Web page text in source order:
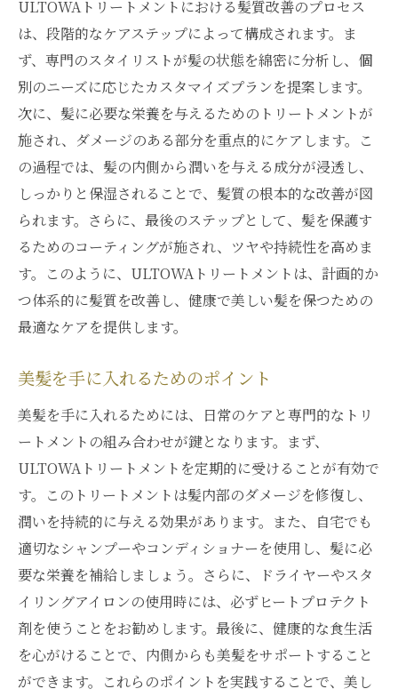
ULTOWAトリートメントにおける髪質改善のプロセス
は、段階的なケアステップによって構成されます。ま
ず、専門のスタイリストが髪の状態を綿密に分析し、個
別のニーズに応じたカスタマイズプランを提案します。
次に、髪に必要な栄養を与えるためのトリートメントが
施され、ダメージのある部分を重点的にケアします。こ
の過程では、髪の内側から潤いを与える成分が浸透し、
しっかりと保湿されることで、髪質の根本的な改善が図
られます。さらに、最後のステップとして、髪を保護す
るためのコーティングが施され、ツヤや持続性を高めま
す。このように、ULTOWAトリートメントは、計画的か
つ体系的に髪質を改善し、健康で美しい髪を保つための
最適なケアを提供します。
美髪を手に入れるためのポイント
美髪を手に入れるためには、日常のケアと専門的なトリ
ートメントの組み合わせが鍵となります。まず、
ULTOWAトリートメントを定期的に受けることが有効で
す。このトリートメントは髪内部のダメージを修復し、
潤いを持続的に与える効果があります。また、自宅でも
適切なシャンプーやコンディショナーを使用し、髪に必
要な栄養を補給しましょう。さらに、ドライヤーやスタ
イリングアイロンの使用時には、必ずヒートプロテクト
剤を使うことをお勧めします。最後に、健康的な食生活
を心がけることで、内側からも美髪をサポートすること
ができます。これらのポイントを実践することで、美し